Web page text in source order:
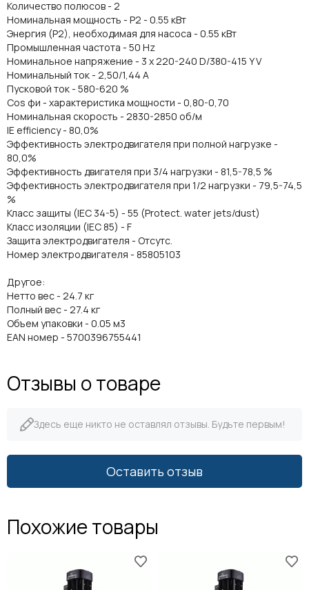
Количество полюсов - 2
Номинальная мощность - P2 - 0.55 кВт
Энергия (Р2), необходимая для насоса - 0.55 кВт
Промышленная частота - 50 Hz
Номинальное напряжение - 3 x 220-240 D/380-415 Y V
Номинальный ток - 2,50/1,44 A
Пусковой ток - 580-620 %
Cos фи - характеристика мощности - 0,80-0,70
Номинальная скорость - 2830-2850 об/м
IE efficiency - 80,0%
Эффективность электродвигателя при полной нагрузке -
80,0%
Эффективность двигателя при 3/4 нагрузки - 81,5-78,5 %
Эффективность электродвигателя при 1/2 нагрузки - 79,5-74,5
%
Класс защиты (IEC 34-5) - 55 (Protect. water jets/dust)
Класс изоляции (IEC 85) - F
Защита электродвигателя - Отсутс.
Номер электродвигателя - 85805103
Другое:
Нетто вес - 24.7 кг
Полный вес - 27.4 кг
Объем упаковки - 0.05 м3
EAN номер - 5700396755441
Отзывы о товаре
Здесь еще никто не оставлял отзывы. Будьте первым!
Оставить отзыв
Похожие товары